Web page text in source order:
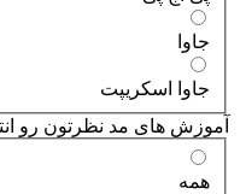
جاوا
جاوا اسکریپت
آموزش های مد نظرتون رو
همه